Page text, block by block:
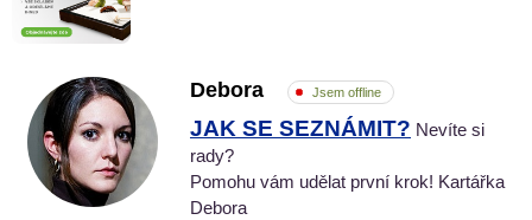
Debora Jsem offline
JAK SE SEZNÁMIT? Nevíte si
rady?
Pomohu vám udělat první krok! Kartářka
Debora